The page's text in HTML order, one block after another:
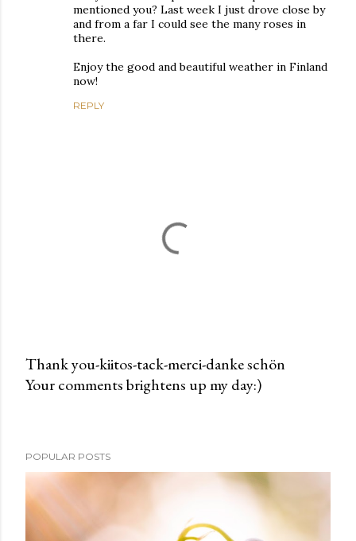
mentioned you? Last week I just drove close by
and from a far I could see the many roses in
there.
Enjoy the good and beautiful weather in Finland
now!
REPLY
P
a
C
o
m
Thank you-kiitos-tack-merci-danke schön
Your comments brightens up my day:)
POPULAR POSTS